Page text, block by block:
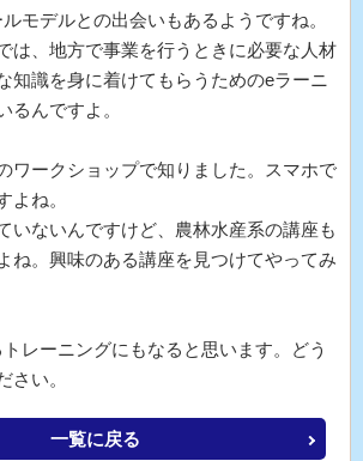
モデルとの出会いもあるようですね。
は、地方で事業を行うときに必要な人材
知識を身に着けてもらうためのeラーニ
るんですよ。
ワークショップで知りました。スマホで
よね。
いないんですけど、農林水産系の講座も
ね。興味のある講座を見つけてやってみ
レーニングにもなると思います。どう
さい。
一覧に戻る